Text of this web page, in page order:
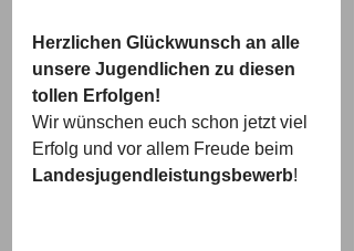
Herzlichen Glückwunsch an alle
unsere Jugendlichen zu diesen
tollen Erfolgen!
Wir wünschen euch schon jetzt viel
Erfolg und vor allem Freude beim
Landesjugendleistungsbewerb!